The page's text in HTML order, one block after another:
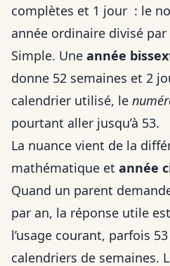
complètes et 1 jour : le
année ordinaire divisé
Simple. Une année
donne 52 semaines et 2
calendrier utilisé, le
pourtant aller jusqu’à 53.
La nuance vient de la
mathématique et année
Quand un parent
par an, la réponse utile
l’usage courant, parfois
calendriers de semaines.